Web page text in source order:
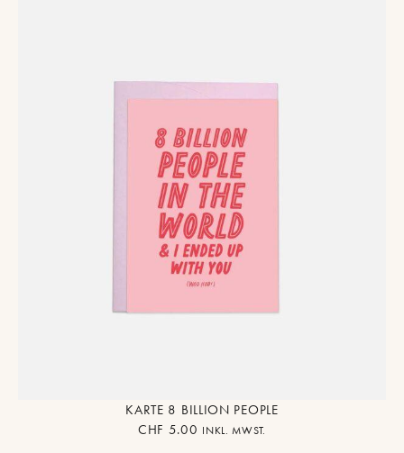
KARTE 8 BILLION PEOPLE
CHF 5.00 INKL. MWST.